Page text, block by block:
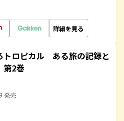
詳細を見る
トロピカル ある旅の記録と
2巻
発売